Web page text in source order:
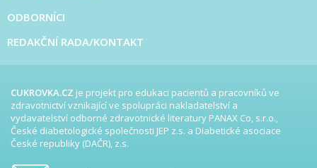
ODBORNÍCI
REDAKČNÍ RADA/KONTAKT
CUKROVKA.CZ je projekt pro edukaci pacientů a pracovníků ve
zdravotnictví vznikající ve spolupráci nakladatelství a
vydavatelství odborné zdravotnické literatury PANAX Co, s.r.o.,
České diabetologické společnosti JEP z.s. a Diabetické asociace
České republiky (DAČR), z.s.